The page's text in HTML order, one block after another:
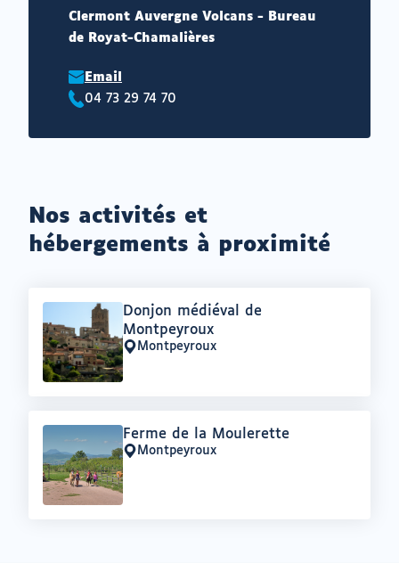
Clermont Auvergne Volcans - Bureau
de Royat-Chamalières
Email
Téléphone
04 73 29 74 70
Nos activités et
hébergements à proximité
Offre
:
Donjon médiéval de
Montpeyroux
Lieu
:
Montpeyroux
Offre
:
Ferme de la Moulerette
Lieu
:
Montpeyroux